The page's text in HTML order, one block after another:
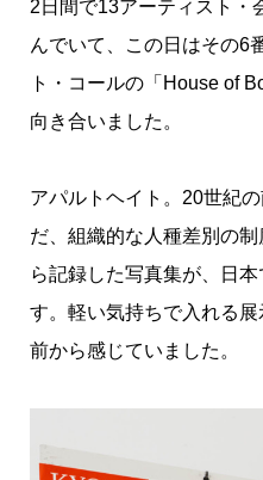
2日間で13アーティスト・
んでいて、この日はその6
ト・コールの「House of
向き合いました。
アパルトヘイト。20世紀
だ、組織的な人種差別の
ら記録した写真集が、日
す。軽い気持ちで入れる
前から感じていました。